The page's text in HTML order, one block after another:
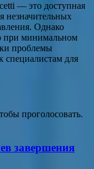
— это доступная
незначительных
Однако
при минимальном
проблемы
специалистам для
проголосовать.
завершения